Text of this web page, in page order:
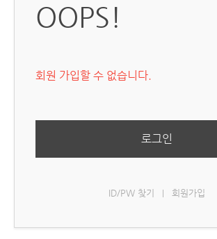
OOPS!
회원 가입할 수 없습니다.
로그인
ID/PW 찾기 회원가입